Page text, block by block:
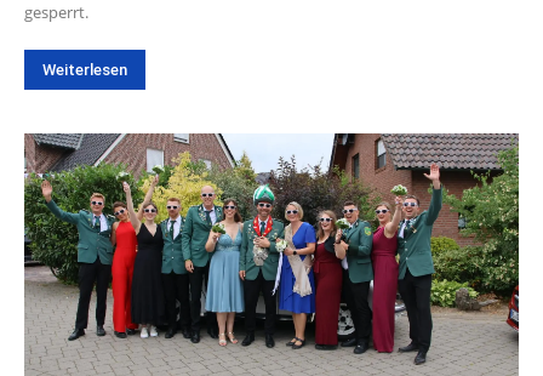
gesperrt.
Weiterlesen